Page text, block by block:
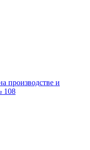
производстве и
108